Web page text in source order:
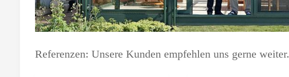
Referenzen: Unsere Kunden empfehlen uns gerne weiter.